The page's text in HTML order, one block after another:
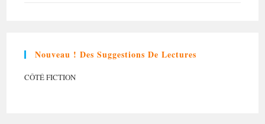
Nouveau ! Des Suggestions De Lectures
CÔTÉ FICTION